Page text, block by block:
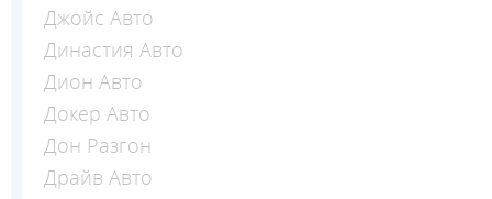
Джойс Авто
Династия Авто
Дион Авто
Докер Авто
Дон Разгон
Драйв Авто